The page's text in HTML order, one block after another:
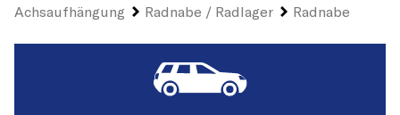
Achsaufhängung
Radnabe / Radlager Radnabe